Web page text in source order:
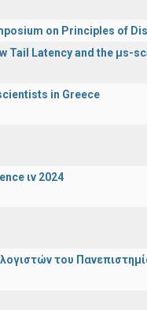
on Principles of
Tail Latency and the μs-
in Greece
ιν 2024
του